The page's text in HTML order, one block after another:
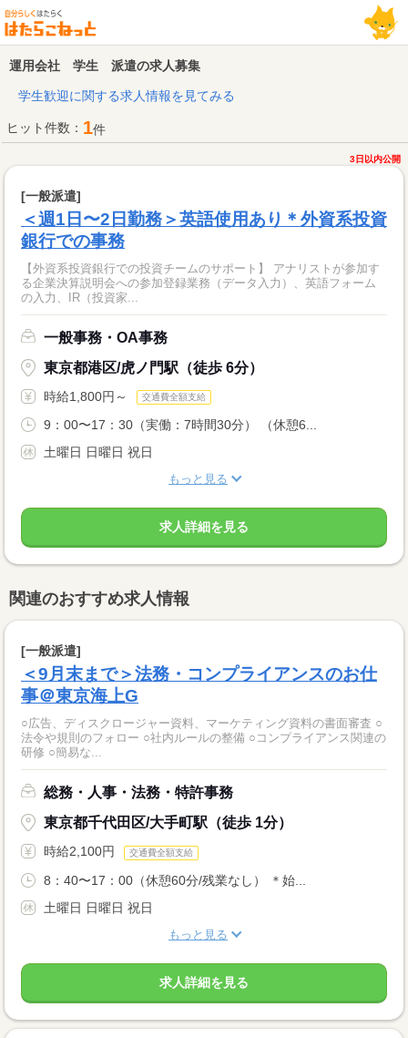
運用会社 学生 派遣の求人募集
学生歓迎に関する求人情報を見てみる
ヒット件数： 1件
3日以内公開
[一般派遣]
＜週1日〜2日勤務＞英語使用あり＊外資系投資
銀行での事務
【外資系投資銀行での投資チームのサポート】 アナリストが参加す
る企業決算説明会への参加登録業務（データ入力）、英語フォーム
の入力、IR（投資家...
一般事務・OA事務
東京都港区/虎ノ門駅（徒歩 6分）
時給1,800円～ 交通費全額支給
9：00〜17：30（実働：7時間30分） （休憩6...
土曜日 日曜日 祝日
もっと見る
求人詳細を見る
関連のおすすめ求人情報
[一般派遣]
＜9月末まで＞法務・コンプライアンスのお仕
事＠東京海上G
○広告、ディスクロージャー資料、マーケティング資料の書面審査 ○
法令や規則のフォロー ○社内ルールの整備 ○コンプライアンス関連の
研修 ○簡易な...
総務・人事・法務・特許事務
東京都千代田区/大手町駅（徒歩 1分）
時給2,100円 交通費全額支給
8：40〜17：00（休憩60分/残業なし） ＊始...
土曜日 日曜日 祝日
もっと見る
求人詳細を見る